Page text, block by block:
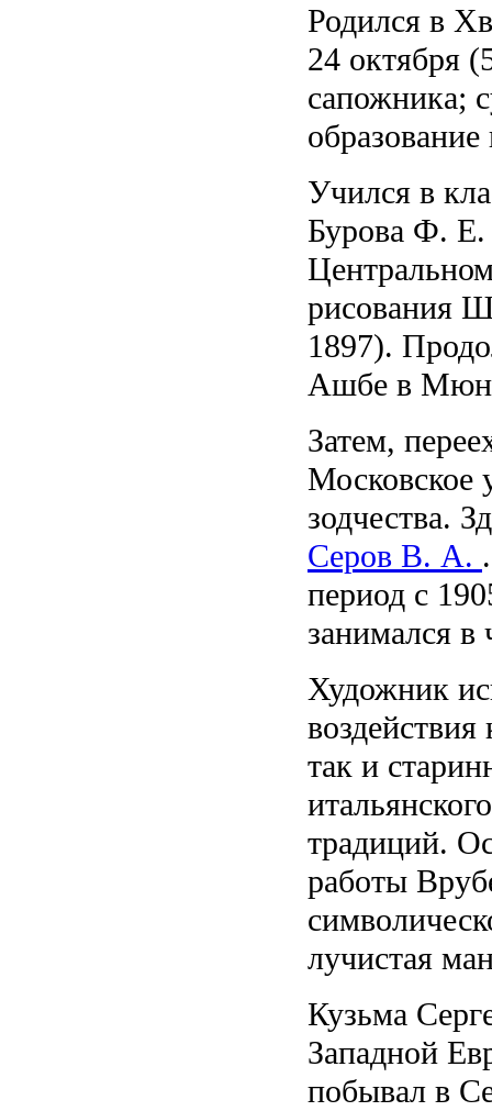
Родился в
24 октября
сапожника;
Учился в
Бурова Ф. Е.
рисования
1897).
Ашбе в
Затем,
Московское
зодчества.
Серов В. А.
период с
занимался
Художник
так и
традиций.
работы
лучистая
Кузьма
Западной
побывал в